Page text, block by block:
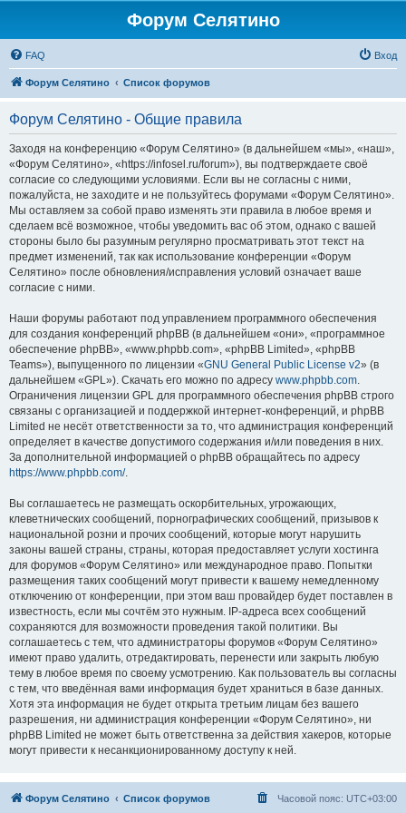
Форум Селятино
FAQ Вход
Форум Селятино Список форумов
Форум Селятино - Общие правила
Заходя на конференцию «Форум Селятино» (в дальнейшем «мы», «наш»,
«Форум Селятино», «https://infosel.ru/forum»), вы подтверждаете своё
согласие со следующими условиями. Если вы не согласны с ними,
пожалуйста, не заходите и не пользуйтесь форумами «Форум Селятино».
Мы оставляем за собой право изменять эти правила в любое время и
сделаем всё возможное, чтобы уведомить вас об этом, однако с вашей
стороны было бы разумным регулярно просматривать этот текст на
предмет изменений, так как использование конференции «Форум
Селятино» после обновления/исправления условий означает ваше
согласие с ними.
Наши форумы работают под управлением программного обеспечения
для создания конференций phpBB (в дальнейшем «они», «программное
обеспечение phpBB», «www.phpbb.com», «phpBB Limited», «phpBB
Teams»), выпущенного по лицензии «GNU General Public License v2» (в
дальнейшем «GPL»). Скачать его можно по адресу www.phpbb.com.
Ограничения лицензии GPL для программного обеспечения phpBB строго
связаны с организацией и поддержкой интернет-конференций, и phpBB
Limited не несёт ответственности за то, что администрация конференций
определяет в качестве допустимого содержания и/или поведения в них.
За дополнительной информацией о phpBB обращайтесь по адресу
https://www.phpbb.com/.
Вы соглашаетесь не размещать оскорбительных, угрожающих,
клеветнических сообщений, порнографических сообщений, призывов к
национальной розни и прочих сообщений, которые могут нарушить
законы вашей страны, страны, которая предоставляет услуги хостинга
для форумов «Форум Селятино» или международное право. Попытки
размещения таких сообщений могут привести к вашему немедленному
отключению от конференции, при этом ваш провайдер будет поставлен в
известность, если мы сочтём это нужным. IP-адреса всех сообщений
сохраняются для возможности проведения такой политики. Вы
соглашаетесь с тем, что администраторы форумов «Форум Селятино»
имеют право удалить, отредактировать, перенести или закрыть любую
тему в любое время по своему усмотрению. Как пользователь вы согласны
с тем, что введённая вами информация будет храниться в базе данных.
Хотя эта информация не будет открыта третьим лицам без вашего
разрешения, ни администрация конференции «Форум Селятино», ни
phpBB Limited не может быть ответственна за действия хакеров, которые
могут привести к несанкционированному доступу к ней.
Форум Селятино Список форумов Часовой пояс: UTC+03:00